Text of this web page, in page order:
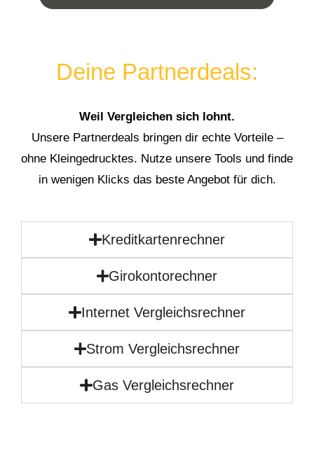
Deine Partnerdeals:
Weil Vergleichen sich lohnt.
Unsere Partnerdeals bringen dir echte Vorteile –
ohne Kleingedrucktes. Nutze unsere Tools und finde
in wenigen Klicks das beste Angebot für dich.
Kreditkartenrechner
Girokontorechner
Internet Vergleichsrechner
Strom Vergleichsrechner
Gas Vergleichsrechner